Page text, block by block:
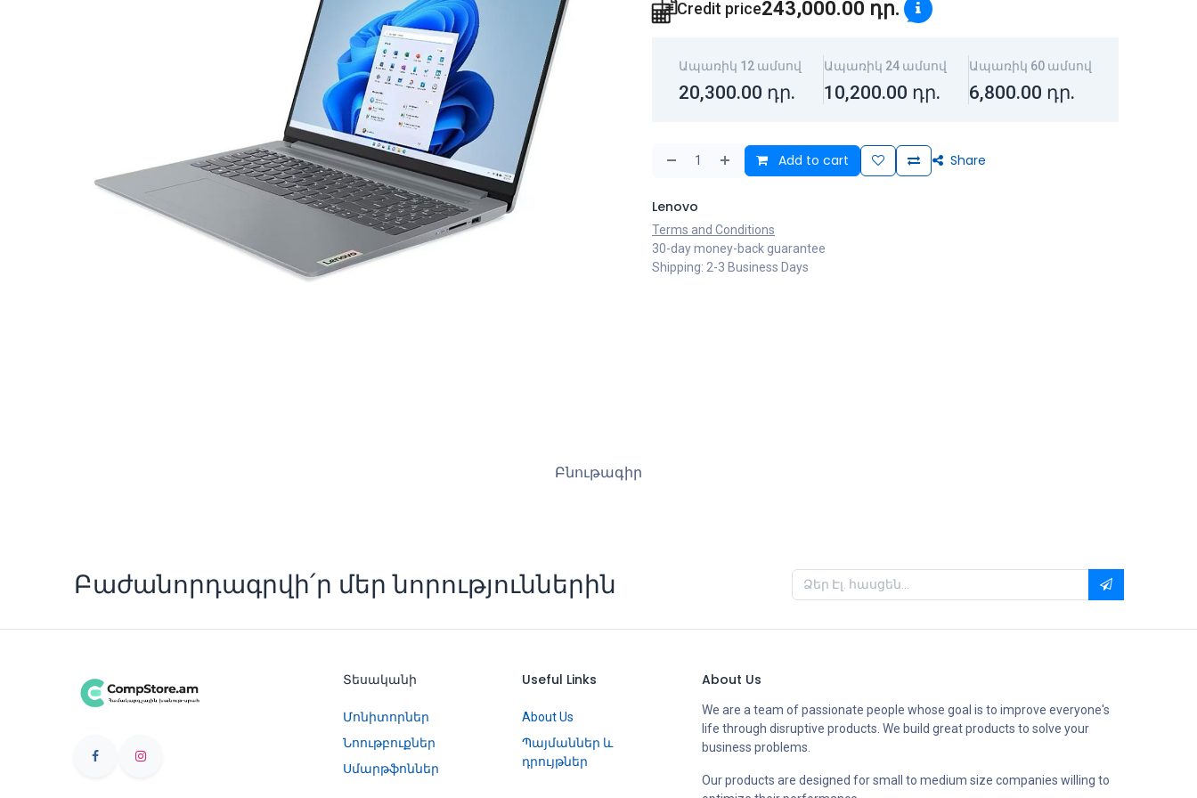
Credit price243,000.00 դր.
Ապառիկ 12 ամսով
20,300.00 դր.
Ապառիկ 24 ամսով
10,200.00 դր.
Ապառիկ 60 ամսով
6,800.00 դր.
Add to cart Share
Lenovo
Terms and Conditions
30-day money-back guarantee
Shipping: 2-3 Business Days
Բնութագիր
Բաժանորդագրվի՛ր մեր նորություններին
Տեսականի
Մոնիտորներ
Նոութբուքներ
Սմարթֆոններ
Useful Links
About Us
Պայմաններ և
դրույթներ
About Us
We are a team of passionate people whose goal is to improve everyone's
life through disruptive products. We build great products to solve your
business problems.
Our products are designed for small to medium size companies willing to